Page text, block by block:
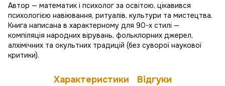
Автор — математик і психолог за освітою, цікавився
психологією навіювання, ритуалів, культури та мистецтва.
Книга написана в характерному для 90-х стилі —
компіляція народних вірувань, фольклорних джерел,
алхімічних та окультних традицій (без суворої наукової
критики).
Характеристики Відгуки